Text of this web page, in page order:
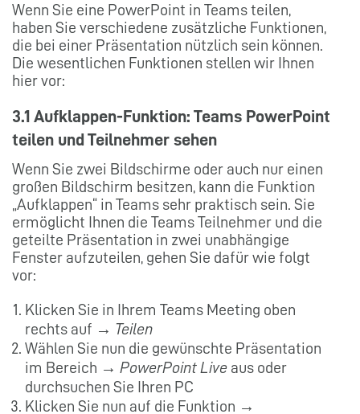
Wenn Sie eine PowerPoint in Teams teilen,
haben Sie verschiedene zusätzliche Funktionen,
die bei einer Präsentation nützlich sein können.
Die wesentlichen Funktionen stellen wir Ihnen
hier vor:
3.1 Aufklappen-Funktion: Teams PowerPoint
teilen und Teilnehmer sehen
Wenn Sie zwei Bildschirme oder auch nur einen
großen Bildschirm besitzen, kann die Funktion
„Aufklappen“ in Teams sehr praktisch sein. Sie
ermöglicht Ihnen die Teams Teilnehmer und die
geteilte Präsentation in zwei unabhängige
Fenster aufzuteilen, gehen Sie dafür wie folgt
vor:
Klicken Sie in Ihrem Teams Meeting oben
rechts auf → Teilen
Wählen Sie nun die gewünschte Präsentation
im Bereich → PowerPoint Live aus oder
durchsuchen Sie Ihren PC
Klicken Sie nun auf die Funktion →